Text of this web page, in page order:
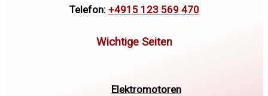
Telefon: +4915 123 569 470
Elektromotoren